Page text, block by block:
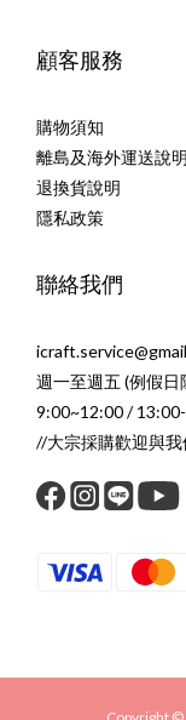
顧客服務
購物須知
離島及海外運送說明
退換貨說明
隱私政策
聯絡我們
週一至週五 (例假日
9:00~12:00 /
//大宗採購歡迎與